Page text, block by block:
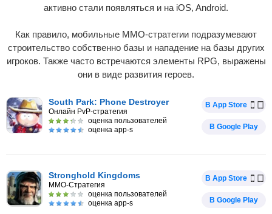
активно стали появляться и на iOS, Android.
Как правило, мобильные MMO-cтратегии подразумевают
строительство собственно базы и нападение на базы других
игроков. Также часто встречаются элементы RPG, выражены
они в виде развития героев.
South Park: Phone Destroyer
Онлайн PvP-стратегия
оценка пользователей
оценка app-s
В App Store
В Google Play
Stronghold Kingdoms
MMO-Стратегия
оценка пользователей
оценка app-s
В App Store
В Google Play